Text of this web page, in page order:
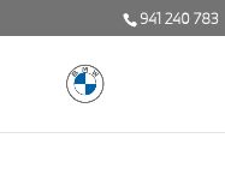
941 240 783